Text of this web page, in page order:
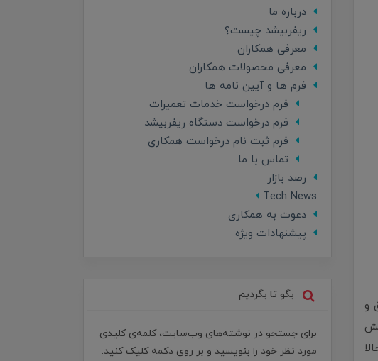
و
درباره ما
ریفربیشد چیست؟
معرفی همکاران
معرفی محصولات همکاران
فرم ها و آیین نامه ها
فرم درخواست خدمات تعمیرات
فرم درخواست دستگاه ریفربیشد
فرم ثبت نام درخواست همکاری
تماس با ما
رصد بازار
Tech News
دعوت به همکاری
پیشنهادات ویژه
بگو تا بگردیم
برای جستجو در نوشته‌های وب‌سایت، کلمه‌ی کلیدی
مورد نظر خود را بنویسید و بر روی دکمه کلیک کنید.